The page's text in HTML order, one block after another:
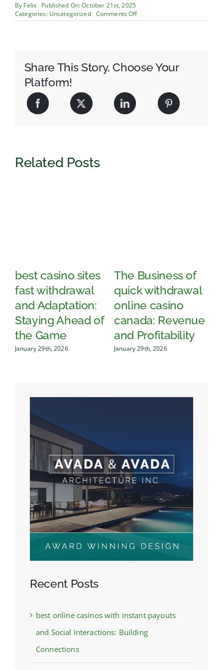
By Felix
Published On: October 21st, 2025
Categories: Uncategorized Comments Offon
บล็อก
อัปเดต
Share This Story, Choose Your
Platform!
Related Posts
best casino sites
fast withdrawal
and Adaptation:
Staying Ahead of
the Game
January 29th, 2026
The Business of
quick withdrawal
online casino
canada: Revenue
and Profitability
January 29th, 2026
Recent Posts
best online casinos with instant payouts
and Social Interactions: Building
Connections